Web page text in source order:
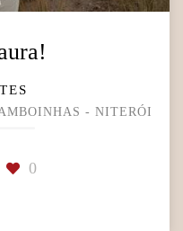
- NITERÓI
0